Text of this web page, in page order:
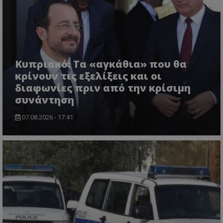
Κυπριακό: Τα «αγκάθια» που θα
κρίνουν τις εξελίξεις και οι
διαφωνίες πριν από την κρίσιμη
συνάντηση
07.08.2026 - 17:41
.youtube.com